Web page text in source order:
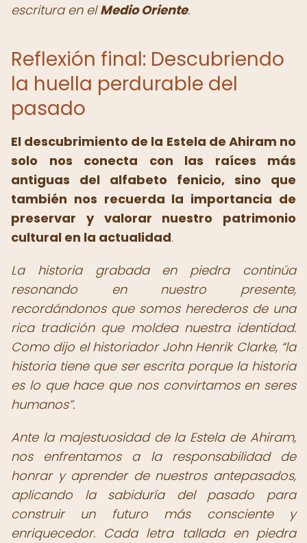
escritura en elMedio Oriente.
Reflexión final: Descubriendo
la huella perdurable del
pasado
El descubrimiento de la Estela de Ahiram no
solo nos conecta con las raíces más
antiguas del alfabeto fenicio, sino que
también nos recuerda la importancia de
preservar y valorar nuestro patrimonio
cultural en la actualidad.
La historia grabada en piedra continúa
resonando en nuestro presente,
recordándonos que somos herederos de una
rica tradición que moldea nuestra identidad.
Como dijo el historiador John Henrik Clarke, la
historia tiene que ser escrita porque la historia
es lo que hace que nos convirtamos en seres
humanos .
Ante la majestuosidad de la Estela de Ahiram,
nos enfrentamos a la responsabilidad de
honrar y aprender de nuestros antepasados,
aplicando la sabiduría del pasado para
construir un futuro más consciente y
enriquecedor. Cada letra tallada en piedra